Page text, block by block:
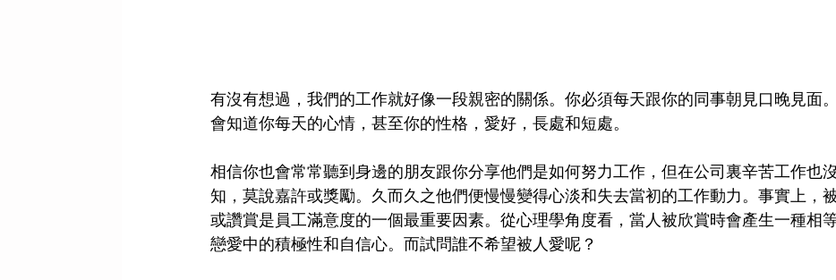
有沒有想過，我們的工作就好像一段親密的關係。你必須每天跟你的同事朝見口晚見面
會知道你每天的心情，甚至你的性格，愛好，長處和短處。
相信你也會常常聽到身邊的朋友跟你分享他們是如何努力工作，但在公司裏辛苦工作也
知，莫說嘉許或獎勵。久而久之他們便慢慢變得心淡和失去當初的工作動力。事實上，
或讚賞是員工滿意度的一個最重要因素。從心理學角度看，當人被欣賞時會產生一種相
戀愛中的積極性和自信心。而試問誰不希望被人愛呢？